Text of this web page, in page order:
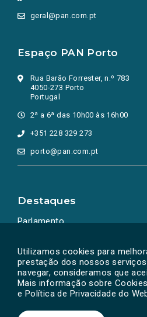
Utilizamos cookies para
prestação dos nossos
navegar, consideramos que
Mais informação sobre
e Política de Privacidade do
geral@pan.com.pt
Espaço PAN Porto
Rua Barão Forrester, n.º 783
4050-273 Porto
Portugal
2ª a 6ª das 10h00 às 16h00
+351 228 329 273
porto@pan.com.pt
Destaques
Parlamento